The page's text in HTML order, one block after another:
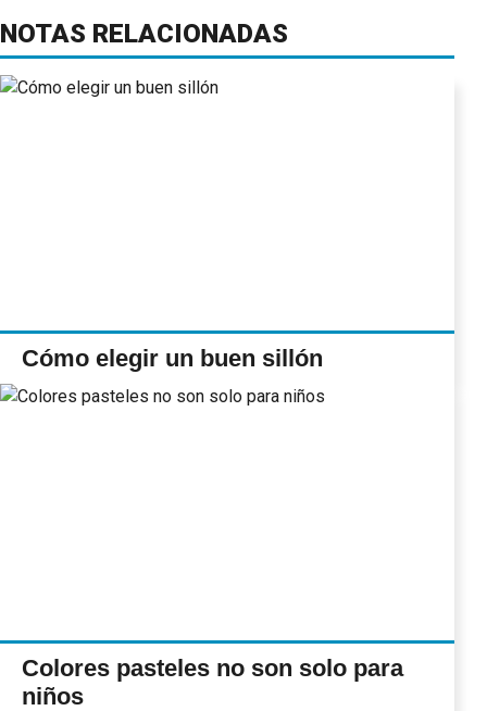
NOTAS RELACIONADAS
Cómo elegir un buen sillón
Colores pasteles no son solo para
niños